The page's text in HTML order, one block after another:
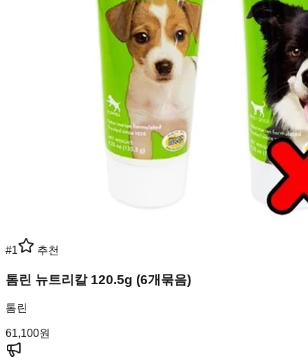
#1 추천
톰린 뉴트리칼 120.5g (6개묶음)
톰린
61,100원